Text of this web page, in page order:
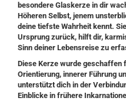
besondere Glaskerze in dir
Höheren Selbst, jenem
deine tiefste Wahrheit kennt.
Ursprung zurück, hilft dir,
Sinn deiner Lebensreise zu
Diese Kerze wurde geschaffen
Orientierung, innerer Führung
unterstützt dich in der
Einblicke in frühere